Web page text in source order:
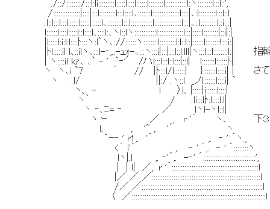
./::/::::::::/:::l:li:::::::::l:::::l::::l::::::l::::::::l::::::::::::l:ヽ::::::::l:::l::',
/:::::::::::::::|::::|:::l:::::::::l:::l::::l､:::::::l:::::::::::::::l::::|､:l:::::::::l:::l::l
.l::l:::l:::l::::::l:::::|:::::l､::::::::l:::l::::::::::::l:::::::::::::::l:::|､::l:::::::::l::i:::|
l::::::l::::l:::::l::l::::l､::::l:､ヽl::lヽ::::::::::::l::::::::::::::l:::|:::::l::::::::|::i|:|
|l:::::l:i:l:l::::ﾄ:::ヽ:l`ヽ､://::::::ヽ::::::::l:::::::::l:l::l::|::::::l::::::::!:::i:|
|ﾄl:::::il l､::ilヽ､:::l-‐,..-ｭｫ-､:::ヽ:::i|:::|:::l::l:lll|ヽ:::l:::l::::::::l:| 指
| ヽ::::il kｧ､ ､` - ' `‐'′ /ハl:::l:::l::l:::|::l| l:::::::l::::::ﾄ|.
ヽ ヽ､i `7 ´ // |ﾄ:::l/l::::::| }:::::::l::::i| | さて、どう
ヽ .l/ ||:/ .ヽ::l _ノl:::::::l::::i| `
ヽ、 - l 〉l、|:::::|i::::::l::::|
ヽ｀ / .li:::lﾄ:l::::l:l|
ヽ ‐､ﾆ= ‐ ／ lヽl-ヽl::l|
ヽ ｰ ／ ,. r '´ ヽ､ 下３
l、 ,. '" ,. '´ ヽ
`ｰ‐ ' r1,. '´ ,. ‐ ' ´ヽ.,
<´ i'´ ,. ‐ ' ´,. ‐ ' ´::::::::ヽ
lヽ|.l ,. ‐'´,. -‐' ´:::::::::::::::::::::::::::::',
| | l| ／,. r '´::::::::::::::::::::::::::::::::::::::::::::::::l
|／ ／ ／::::::::::::::::::::::::::::::::::::::::::::::::::::::::::::l
/／ ／:::::::::::::::::::::::::::::::::::::::::::::::::::::::::::::::::::l
〈 ／::::::::::::::::::::::::::::::::::::::::::::::::::::::::::::::::::::::::::l